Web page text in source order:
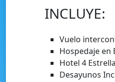
INCLUYE:
Vuelo
Hospedaje en
Hotel 4
Desayunos